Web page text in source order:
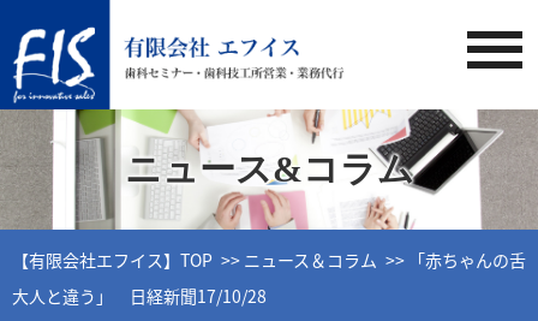
ニュース&コラム
【有限会社エフイス】TOP ニュース＆コラム
「赤ちゃんの舌
大人と違う」 日経新聞17/10/28